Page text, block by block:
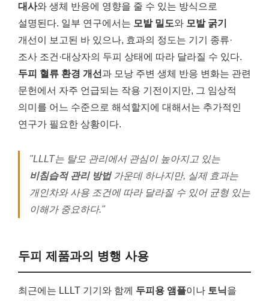
대사와 생체 반응에 영향을 줄 수 있는 방식으로
설명된다. 일부 연구에서는 모발 밀도와 모발 굵기
개선이 보고된 바 있으나, 효과의 정도는 기기 종류·
조사 조건·대상자의 두피 상태에 따라 달라질 수 있다.
두피 혈류 환경 개선 과 모낭 주변 생체 반응 변화는 관련
문헌에서 자주 언급되는 작용 기전이지만, 그 임상적
의미를 어느 수준으로 해석할지에 대해서는 추가적인
연구가 필요한 상황이다.
"LLLT는 탈모 관리에서 관심이 높아지고 있는
비침습적 관리 방법가운데 하나지만, 실제 효과는
개인차와 사용 조건에 따라 달라질 수 있어 균형 있는
이해가 중요하다."
두피 제품과의 병행 사용
최근에는 LLLT 기기와 함께 두피용 앰플이나 토닉을